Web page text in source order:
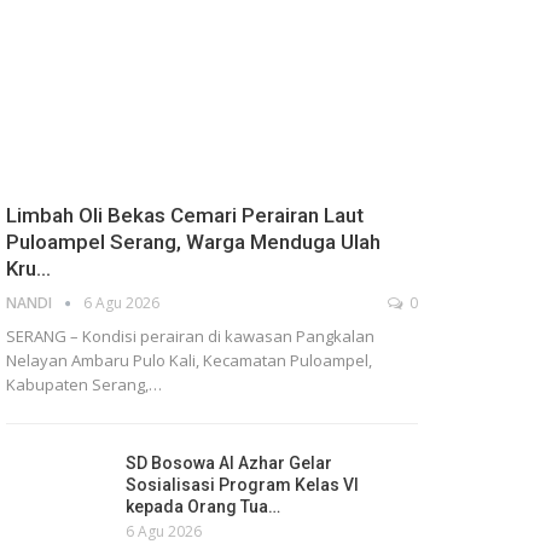
Limbah Oli Bekas Cemari Perairan Laut
Puloampel Serang, Warga Menduga Ulah
Kru…
NANDI 6 Agu 2026 0
SERANG – Kondisi perairan di kawasan Pangkalan
Nelayan Ambaru Pulo Kali, Kecamatan Puloampel,
Kabupaten Serang,…
SD Bosowa Al Azhar Gelar
Sosialisasi Program Kelas VI
kepada Orang Tua…
6 Agu 2026